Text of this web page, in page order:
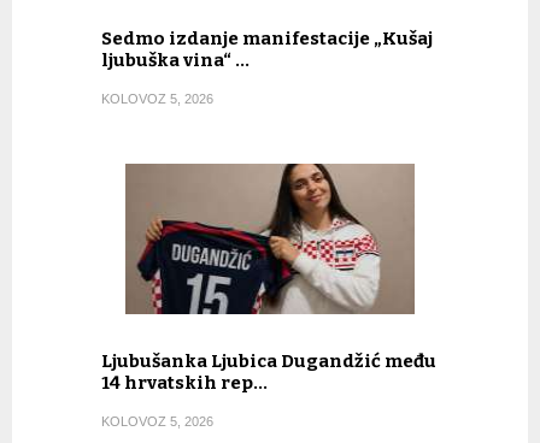
Sedmo izdanje manifestacije „Kušaj
ljubuška vina“ …
KOLOVOZ 5, 2026
Ljubušanka Ljubica Dugandžić među
14 hrvatskih rep…
KOLOVOZ 5, 2026